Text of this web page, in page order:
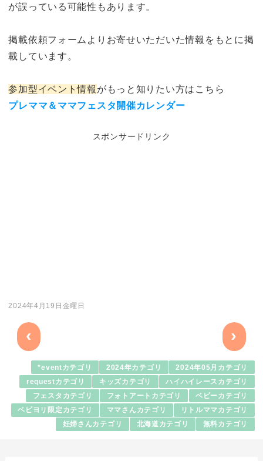
が誤っている可能性もあります。
掲載依頼フォームよりお寄せいただいた情報をもとに掲
載しています。
参加型イベント情報 がもっと知りたい方はこちら
プレママ＆ママフェスタ開催カレンダー
スポンサードリンク
2024年4月19日金曜日
‹ ›
*eventカテゴリ 2024年カテゴリ 2024年05月カテゴリ
requestカテゴリ キッズカテゴリ ハイハイレースカテゴリ
フェスタカテゴリ フォトアートカテゴリ ベビーカテゴリ
ベビヨリ限定カテゴリ ママさんカテゴリ リトルママカテゴリ
妊婦さんカテゴリ 北海道カテゴリ 無料カテゴリ